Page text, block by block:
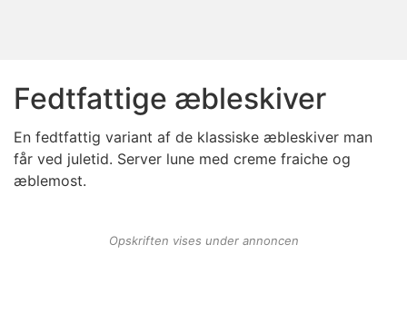
Fedtfattige æbleskiver
En fedtfattig variant af de klassiske æbleskiver man
får ved juletid. Server lune med creme fraiche og
æblemost.
Opskriften vises under annoncen